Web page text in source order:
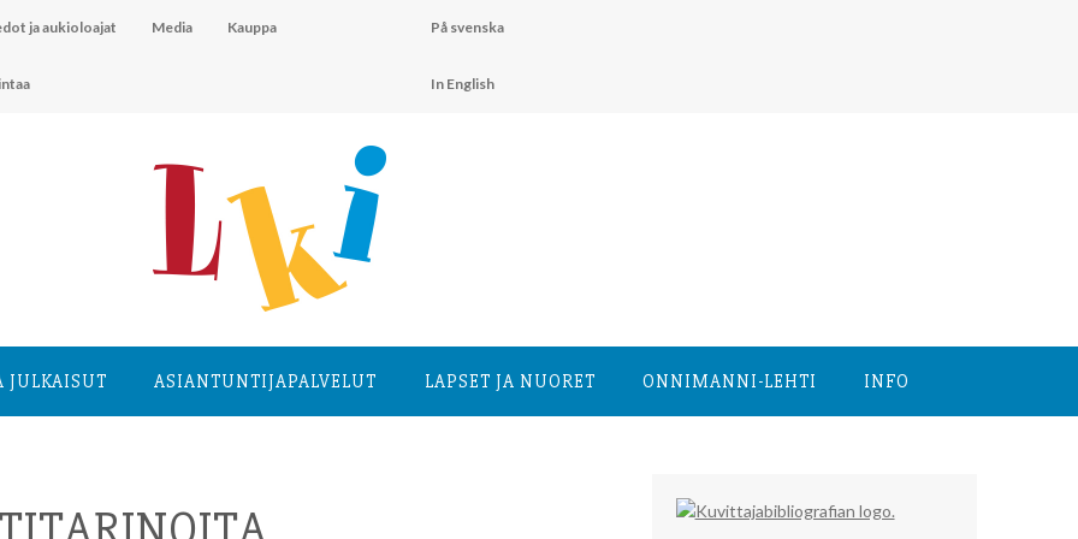
ja aukioloajat Media Kauppa På svenska
In English
JULKAISUT ASIANTUNTIJA­PALVELUT LAPSET JA NUORET ONNIMANNI-LEHTI INFO